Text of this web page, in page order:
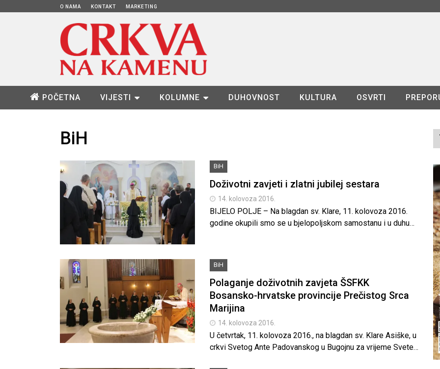
O NAMA KONTAKT MARKETING
POČETNA VIJESTI KOLUMNE DUHOVNOST KULTURA OSVRTI
BiH
BiH
Doživotni zavjeti i zlatni jubilej sestara
14. kolovoza 2016.
BIJELO POLJE – Na blagdan sv. Klare, 11. kolovoza 2016.
godine okupili smo se u bjelopoljskom samostanu i u duhu…
BiH
Polaganje doživotnih zavjeta ŠSFKK
Bosansko-hrvatske provincije Prečistog Srca
Marijina
14. kolovoza 2016.
U četvrtak, 11. kolovoza 2016., na blagdan sv. Klare Asiške, u
crkvi Svetog Ante Padovanskog u Bugojnu za vrijeme Svete…